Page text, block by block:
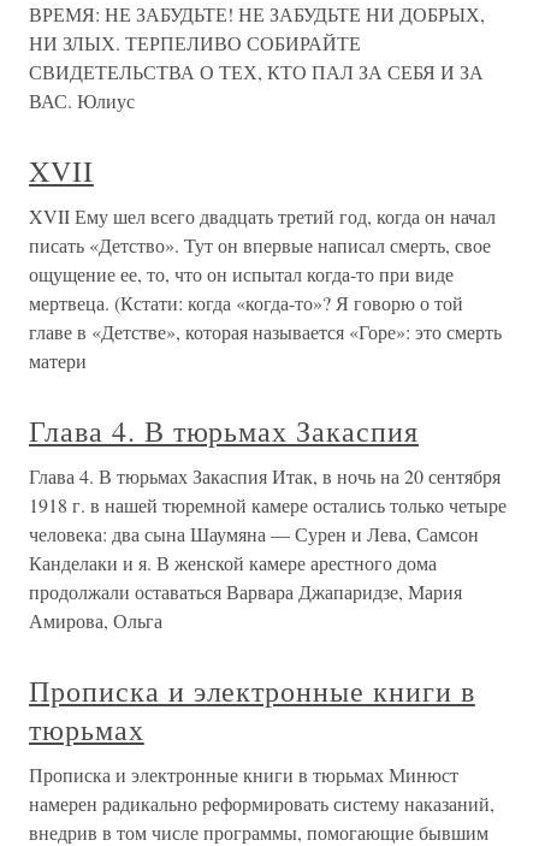
ВРЕМЯ: НЕ ЗАБУДЬТЕ! НЕ ЗАБУДЬТЕ НИ ДОБРЫХ,
НИ ЗЛЫХ. ТЕРПЕЛИВО СОБИРАЙТЕ
СВИДЕТЕЛЬСТВА О ТЕХ, КТО ПАЛ ЗА СЕБЯ И ЗА
ВАС. Юлиус
XVII
XVII Ему шел всего двадцать третий год, когда он начал
писать «Детство». Тут он впервые написал смерть, свое
ощущение ее, то, что он испытал когда-то при виде
мертвеца. (Кстати: когда «когда-то»? Я говорю о той
главе в «Детстве», которая называется «Горе»: это смерть
матери
Глава 4. В тюрьмах Закаспия
Глава 4. В тюрьмах Закаспия Итак, в ночь на 20 сентября
1918 г. в нашей тюремной камере остались только четыре
человека: два сына Шаумяна — Сурен и Лева, Самсон
Канделаки и я. В женской камере арестного дома
продолжали оставаться Варвара Джапаридзе, Мария
Амирова, Ольга
Прописка и электронные книги в
тюрьмах
Прописка и электронные книги в тюрьмах Минюст
намерен радикально реформировать систему наказаний,
внедрив в том числе программы, помогающие бывшим